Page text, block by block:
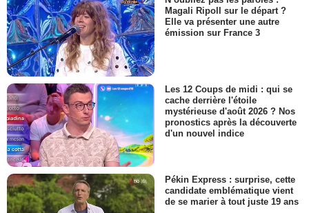
Magali Ripoll sur le départ ?
Elle va présenter une autre
émission sur France 3
Les 12 Coups de midi : qui se
cache derrière l'étoile
mystérieuse d'août 2026 ? Nos
pronostics après la découverte
d'un nouvel indice
Pékin Express : surprise, cette
candidate emblématique vient
de se marier à tout juste 19 ans